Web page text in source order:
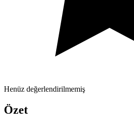
Henüz değerlendirilmemiş
Özet